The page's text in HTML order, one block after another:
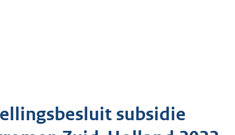
subsidie